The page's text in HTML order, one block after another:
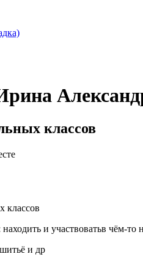
классов
классов
находить и участвоватьв чём-то
и др